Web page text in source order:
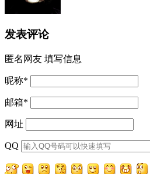
发表评论
匿名网友 填写信息
昵称*
邮箱*
网址
QQ